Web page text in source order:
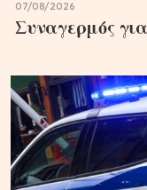
07/08/2026
Συναγερμός